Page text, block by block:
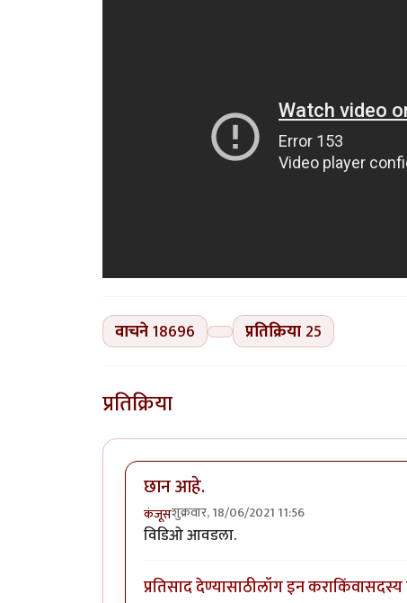
वाचने18696 प्रतिक्रिया 25
प्रतिक्रिया
छान आहे.
कंजूसशुक्रवार, 18/06/2021 11:56
विडिओ आवडला.
प्रतिसाद देण्यासाठीलॉग इन कराकिंवासदस्य